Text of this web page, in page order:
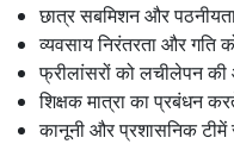
छात्र सबमिशन और
व्यवसाय निरंतरता और गति
फ्रीलांसरों को लचीलेपन की
शिक्षक मात्रा का प्रबंधन
कानूनी और प्रशासनिक टीमें